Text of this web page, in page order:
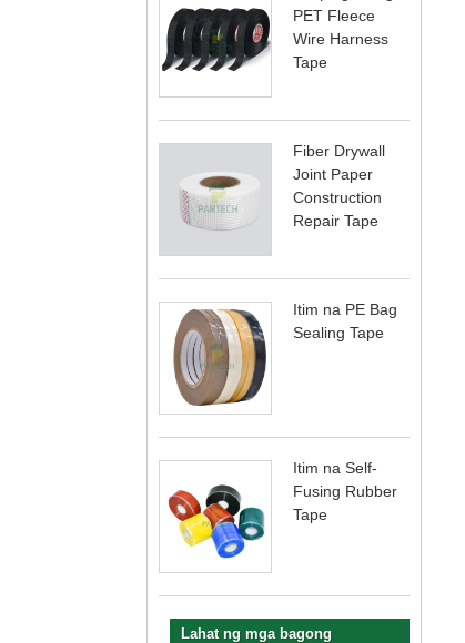
PET Fleece
Wire Harness
Tape
Fiber Drywall
Joint Paper
Construction
Repair Tape
Itim na PE Bag
Sealing Tape
Itim na Self-
Fusing Rubber
Tape
Lahat ng mga bagong